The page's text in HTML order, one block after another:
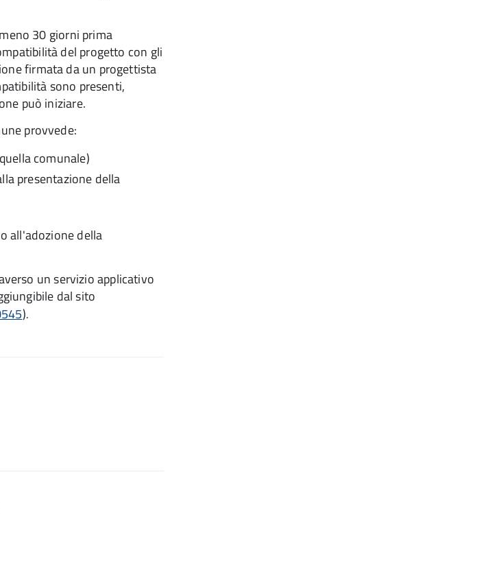
30 giorni prima
del progetto con gli
firmata da un progettista
sono presenti,
può iniziare.
provvede:
comunale)
presentazione della
all'adozione della
un servizio applicativo
dal sito
).